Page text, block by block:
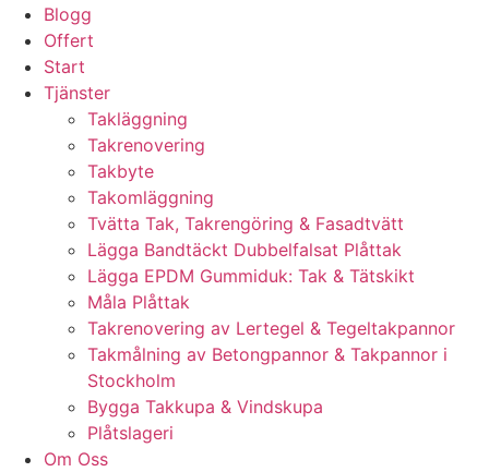
Blogg
Offert
Start
Tjänster
Takläggning
Takrenovering
Takbyte
Takomläggning
Tvätta Tak, Takrengöring & Fasadtvätt
Lägga Bandtäckt Dubbelfalsat Plåttak
Lägga EPDM Gummiduk: Tak & Tätskikt
Måla Plåttak
Takrenovering av Lertegel & Tegeltakpannor
Takmålning av Betongpannor & Takpannor i
Stockholm
Bygga Takkupa & Vindskupa
Plåtslageri
Om Oss